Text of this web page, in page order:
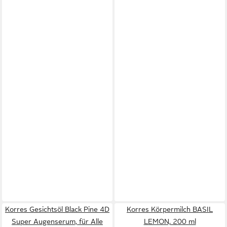
Korres Gesichtsöl Black Pine 4D
Super Augenserum, für Alle
Korres Körpermilch BASIL
LEMON, 200 ml